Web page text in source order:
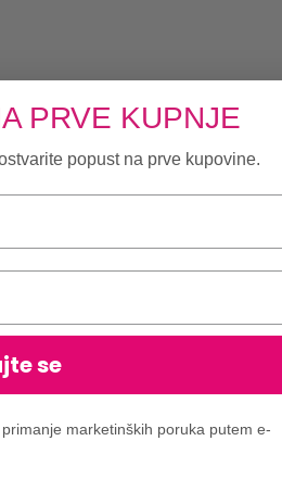
PRVE KUPNJE
popust na prve kupovine.
se
marketinških poruka putem e-